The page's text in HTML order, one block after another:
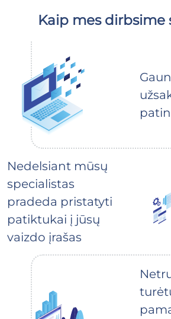
Kaip mes dirbsime
Nedelsiant mūsų
specialistas
pradeda pristatyti
patiktukai į jūsų
vaizdo įrašas